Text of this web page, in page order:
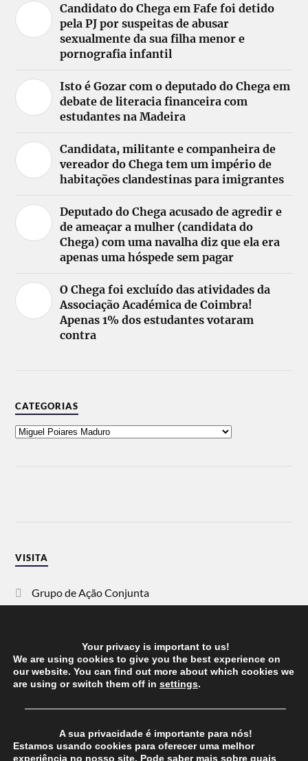
Candidato do Chega em Fafe foi detido
pela PJ por suspeitas de abusar
sexualmente da sua filha menor e
pornografia infantil
Isto é Gozar com o deputado do Chega em
debate de literacia financeira com
estudantes na Madeira
Candidata, militante e companheira de
vereador do Chega tem um império de
habitações clandestinas para imigrantes
Deputado do Chega acusado de agredir e
de ameaçar a mulher (candidata do
Chega) com uma navalha diz que ela era
apenas uma hóspede sem pagar
O Chega foi excluído das atividades da
Associação Académica de Coimbra!
Apenas 1% dos estudantes votaram
contra
CATEGORIAS
VISITA
Grupo de Ação Conjunta
Vida Justa
dezanove
Your privacy is important to us!
We are using cookies to give you the best experience on
our website. You can find out more about which cookies we
are using or switch them off in settings.
──────────────────────────────────────
A sua privacidade é importante para nós!
Estamos usando cookies para oferecer uma melhor
experiência no nosso site. Pode saber mais sobre quais